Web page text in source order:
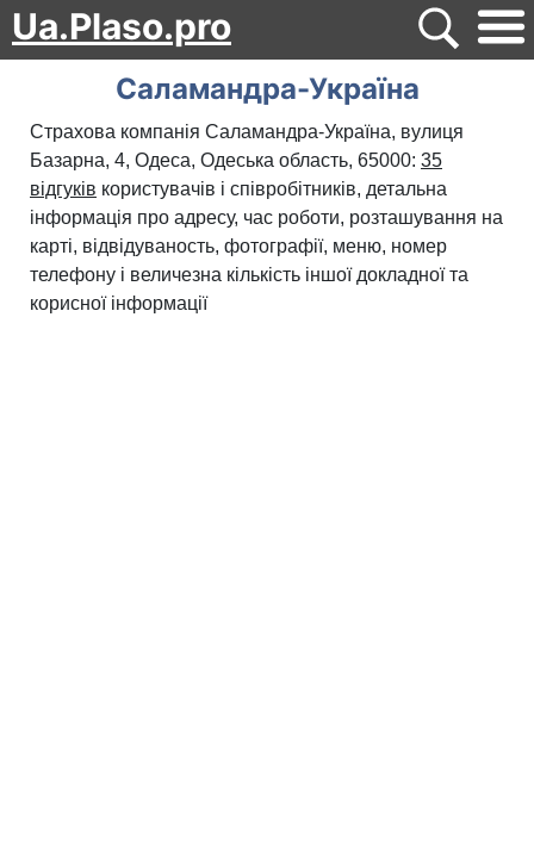
Ua.Plaso.pro
Саламандра-Україна
Страхова компанія Саламандра-Україна, вулиця
Базарна, 4, Одеса, Одеська область, 65000: 35
відгуків користувачів і співробітників, детальна
інформація про адресу, час роботи, розташування на
карті, відвідуваность, фотографії, меню, номер
телефону і величезна кількість іншої докладної та
корисної інформації